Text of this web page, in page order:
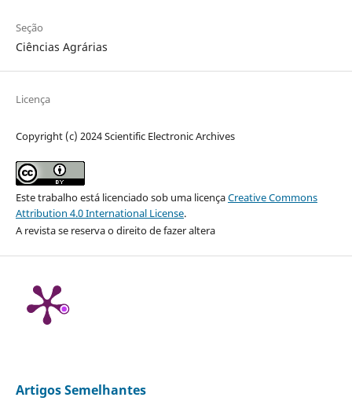
Seção
Ciências Agrárias
Licença
Copyright (c) 2024 Scientific Electronic Archives
Este trabalho está licenciado sob uma licençaCreative Commons
Attribution 4.0 International License.
A revista se reserva o direito de fazer altera
Artigos Semelhantes